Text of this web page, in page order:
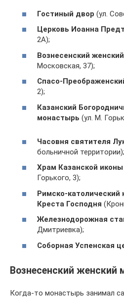
Гостиный двор (ул.
Церковь Иоанна
2А);
Вознесенский
Московская, 37);
Спасо-
2);
Казанский
монастырь (ул. М.
Часовня святителя
больничной территории);
Храм Казанской
Горького, 3);
Римско-католический
Креста Господня
Железнодорожная
Дмитриевка);
Соборная Успенская
Вознесенский женский
Когда-то монастырь занимал